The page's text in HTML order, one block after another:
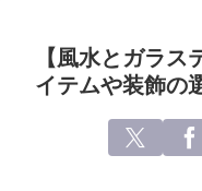
【風水とガラ
イテムや装飾の